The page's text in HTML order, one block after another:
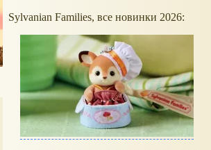
Sylvanian Families, все новинки 2026: